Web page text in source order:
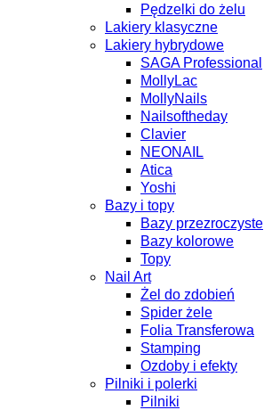
Pędzelki do żelu
Lakiery klasyczne
Lakiery hybrydowe
SAGA Professional
MollyLac
MollyNails
Nailsoftheday
Clavier
NEONAIL
Atica
Yoshi
Bazy i topy
Bazy przezroczyste
Bazy kolorowe
Topy
Nail Art
Żel do zdobień
Spider żele
Folia Transferowa
Stamping
Ozdoby i efekty
Pilniki i polerki
Pilniki